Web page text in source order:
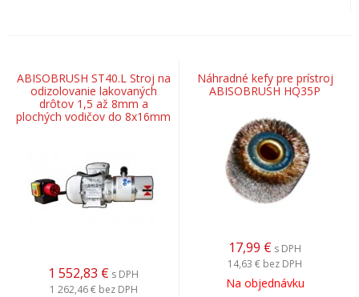
ABISOBRUSH ST40.L Stroj na
odizolovanie lakovaných
drôtov 1,5 až 8mm a
plochých vodičov do 8x16mm
1 552,83 € s DPH
1 262,46 € bez DPH
Náhradné kefy pre prístroj
ABISOBRUSH HQ35P
17,99 € s DPH
14,63 € bez DPH
Na objednávku